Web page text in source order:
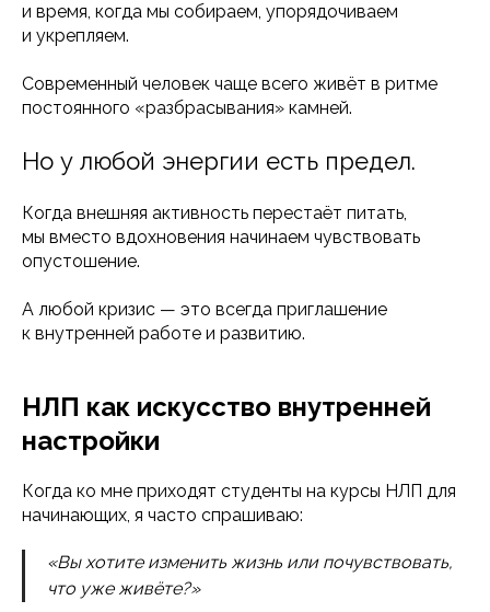
и время, когда мы собираем, упорядочиваем
и укрепляем.
Современный человек чаще всего живёт в ритме
постоянного «разбрасывания» камней.
Но у любой энергии есть предел.
Когда внешняя активность перестаёт питать,
мы вместо вдохновения начинаем чувствовать
опустошение.
А любой кризис — это всегда приглашение
к внутренней работе и развитию.
НЛП как искусство внутренней
настройки
Когда ко мне приходят студенты на курсы НЛП для
начинающих, я часто спрашиваю:
«Вы хотите изменить жизнь или почувствовать,
что уже живёте?»